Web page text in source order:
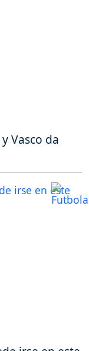
Vasco da